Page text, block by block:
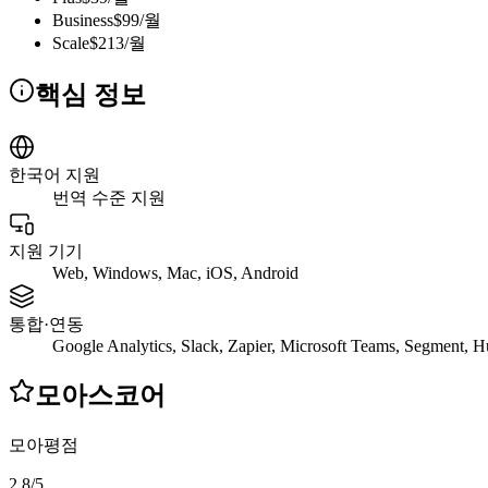
Business$99/월
Scale$213/월
핵심 정보
한국어 지원
번역 수준 지원
지원 기기
Web, Windows, Mac, iOS, Android
통합·연동
Google Analytics, Slack, Zapier, Microsoft Teams, Segment,
모아스코어
모아평점
2.8/5